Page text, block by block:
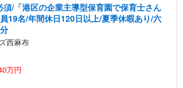
須/「港区の企業主導型保育園で保育士さん
19名/年間休日120日以上/夏季休暇あり/六
西麻布
万円